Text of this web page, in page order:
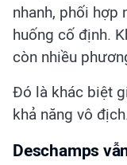
nhanh, phối hợp
huống cố định.
còn nhiều
Đó là khác biệt
khả năng vô địch.
Deschamps